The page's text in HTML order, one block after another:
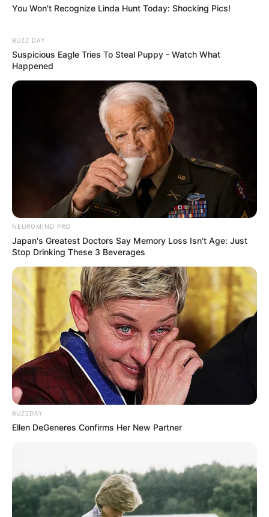
You Won't Recognize Linda Hunt Today: Shocking Pics!
BUZZ DAY
Suspicious Eagle Tries To Steal Puppy - Watch What
Happened
NEUROMIND PRO
Japan's Greatest Doctors Say Memory Loss Isn't Age: Just
Stop Drinking These 3 Beverages
BUZZDAY
Ellen DeGeneres Confirms Her New Partner